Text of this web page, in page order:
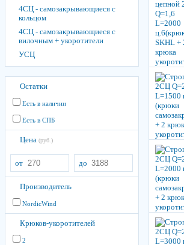
4СЦ - самозакры­вающиеся с
кольцом
4СЦ - самозакры­вающиеся с
вилочным + укоротители
УСЦ
Остатки
Есть в наличии
Есть в СПБ
Цена (руб.)
от до
Производитель
NordicWind
Крюков-укоротителей
2